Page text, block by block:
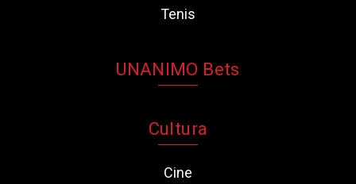
Tenis
UNANIMO Bets
Cultura
Cine